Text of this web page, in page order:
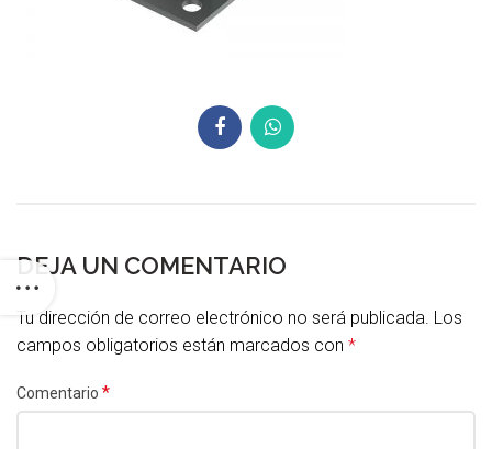
DEJA UN COMENTARIO
Tu dirección de correo electrónico no será publicada. Los
campos obligatorios están marcados con *
Comentario *